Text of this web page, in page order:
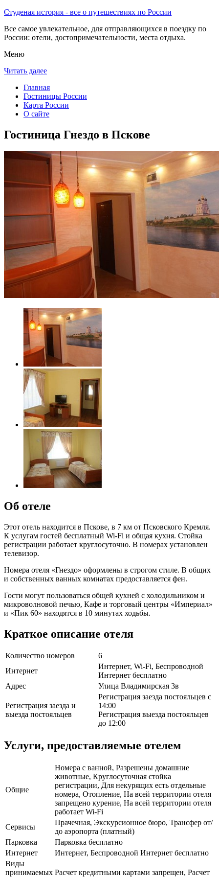
Студеная история - все о путешествиях по России
Все самое увлекательное, для отправляющихся в поездку по
России: отели, достопримечательности, места отдыха.
Меню
Читать далее
Главная
Гостиницы России
Карта России
О сайте
Гостиница Гнездо в Пскове
Об отеле
Этот отель находится в Пскове, в 7 км от Псковского Кремля.
К услугам гостей бесплатный Wi-Fi и общая кухня. Стойка
регистрации работает круглосуточно. В номерах установлен
телевизор.
Номера отеля «Гнездо» оформлены в строгом стиле. В общих
и собственных ванных комнатах предоставляется фен.
Гости могут пользоваться общей кухней с холодильником и
микроволновой печью, Кафе и торговый центры «Империал»
и «Пик 60» находятся в 10 минутах ходьбы.
Краткое описание отеля
Количество номеров
6
Интернет
Интернет, Wi-Fi, Беспроводной
Интернет бесплатно
Адрес
Улица Владимирская 3в
Регистрация заезда и
выезда постояльцев
Регистрация заезда постояльцев с
14:00
Регистрация выезда постояльцев
до 12:00
Услуги, предоставляемые отелем
Общие
Номера с ванной, Разрешены домашние
животные, Круглосуточная стойка
регистрации, Для некурящих есть отдельные
номера, Отопление, На всей территории отеля
запрещено курение, На всей территории отеля
работает Wi-Fi
Сервисы
Прачечная, Экскурсионное бюро, Трансфер от/
до аэропорта (платный)
Парковка
Парковка бесплатно
Интернет
Интернет, Беспроводной Интернет бесплатно
Виды
принимаемых Расчет кредитными картами запрещен, Расчет